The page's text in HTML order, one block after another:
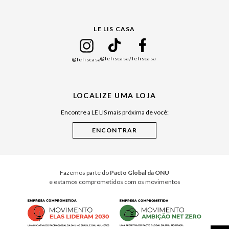
Cuidados Casa
LE LIS CASA
@leliscasa@leliscasa/leliscasa
LOCALIZE UMA LOJA
Encontre a LE LIS mais próxima de você:
Fazemos parte do Pacto Global da ONU
e estamos comprometidos com os movimentos